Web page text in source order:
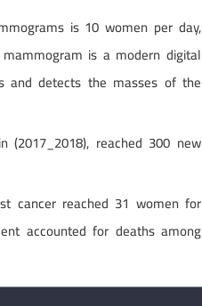
is 10 women per day,
is a modern digital
and detects the masses of the
reached 300 new
cancer reached 31 women for
accounted for deaths among